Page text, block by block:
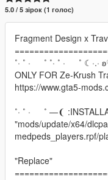
5.0 / 5 зірок (1 голос)
Fragment Design x
˚· ˚ · ˚ ˚· ˚ · ˚
ONLY FOR Ze-Krush
https://www.gta5-
˚· ˚ · ˚ —❨
"mods/update/x64/
medpeds_players.rpf/
"Replace"